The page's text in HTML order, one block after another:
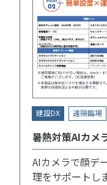
建設DX 遠隔臨場
暑熱対策AIカメ
AIカメラで顔デ
理をサポートし